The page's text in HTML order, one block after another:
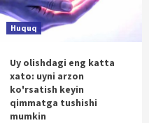
Huquq
Uy olishdagi eng katta
xato: uyni arzon
ko'rsatish keyin
qimmatga tushishi
mumkin